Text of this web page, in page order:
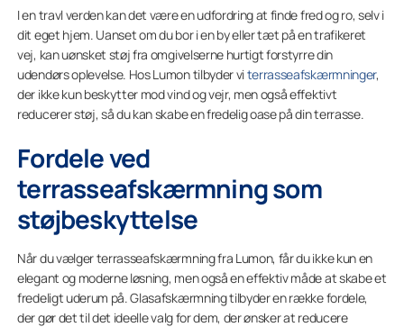
I en travl verden kan det være en udfordring at finde fred og ro, selv i
dit eget hjem. Uanset om du bor i en by eller tæt på en trafikeret
vej, kan uønsket støj fra omgivelserne hurtigt forstyrre din
udendørs oplevelse. Hos Lumon tilbyder viterrasseafskærmninger,
der ikke kun beskytter mod vind og vejr, men også effektivt
reducerer støj, så du kan skabe en fredelig oase på din terrasse.
Fordele ved
terrasseafskærmning som
støjbeskyttelse
Når du vælger terrasseafskærmning fra Lumon, får du ikke kun en
elegant og moderne løsning, men også en effektiv måde at skabe et
fredeligt uderum på. Glasafskærmning tilbyder en række fordele,
der gør det til det ideelle valg for dem, der ønsker at reducere